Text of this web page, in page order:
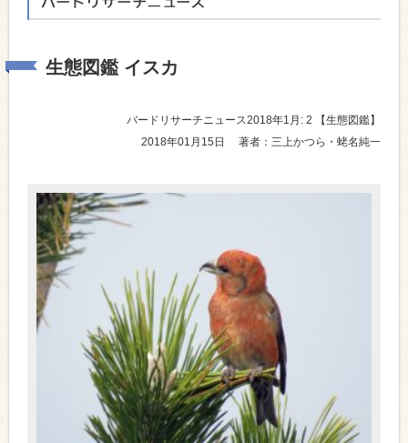
生態図鑑 イスカ
バードリサーチニュース2018年1月: 2
【生態図鑑】
2018年01月15日
著者：三上かつら・蛯名純一